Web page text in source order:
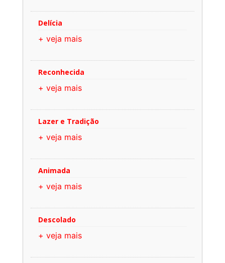
Delícia
+ veja mais
Reconhecida
+ veja mais
Lazer e Tradição
+ veja mais
Animada
+ veja mais
Descolado
+ veja mais